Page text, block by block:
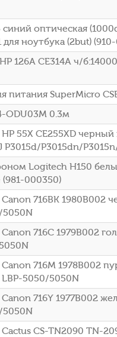
оптическая
для ноутбука (2but)
126A CE314A ч/
питания SuperMicro
ODU03M 0.3м
55X CE255XD черный
P3015d/P3015dn/
Logitech H150
000350)
716BK 1980B002
5050N
716C 1979B002
716M 1978B002
LBP-5050/5050N
716Y 1977B002
5050N
CS-TN2090 TN-